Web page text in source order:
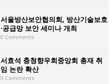
서울방산보안협의회, 방산기술보호
·공급망 보안 세미나 개최
0 Comments
서효석 충청향우회중앙회 총재 취
임 논란 확산
0 Comments